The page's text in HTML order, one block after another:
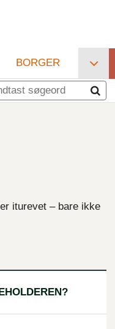
BORGER
iturevet – bare ikke